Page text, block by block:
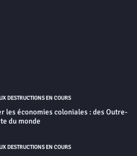
DESTRUCTIONS EN COURS
les économies coloniales : des Outre-
du monde
DESTRUCTIONS EN COURS